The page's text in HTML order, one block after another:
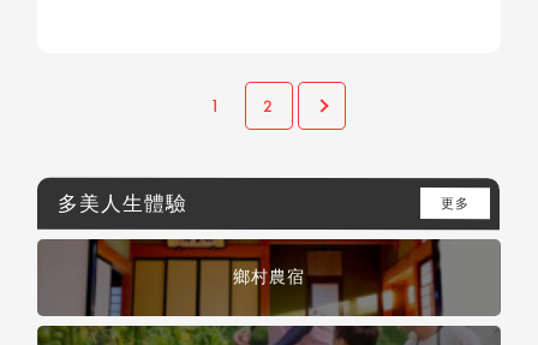
1 2
多美人生體驗 更多
鄉村農宿